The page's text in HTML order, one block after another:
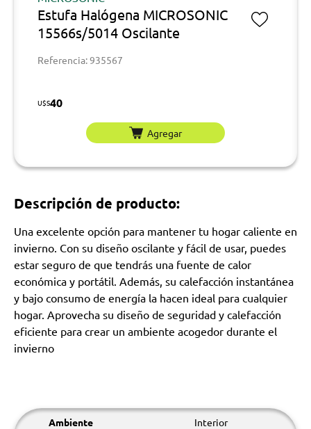
Estufa Halógena MICROSONIC
15566s/5014 Oscilante
Referencia: 935567
U$S40
Agregar
Descripción de producto:
Una excelente opción para mantener tu hogar caliente en
invierno. Con su diseño oscilante y fácil de usar, puedes
estar seguro de que tendrás una fuente de calor
económica y portátil. Además, su calefacción instantánea
y bajo consumo de energía la hacen ideal para cualquier
hogar. Aprovecha su diseño de seguridad y calefacción
eficiente para crear un ambiente acogedor durante el
invierno
Ambiente Interior